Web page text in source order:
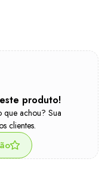
produto!
achou? Sua
clientes.